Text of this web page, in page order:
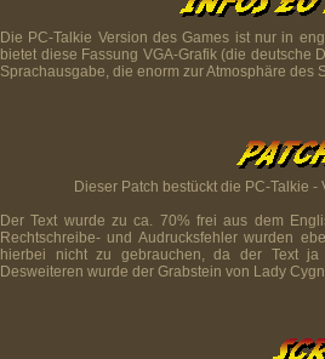
Die PC-Talkie Version des Games ist nur in
bietet diese Fassung VGA-Grafik (die deutsche
Sprachausgabe, die enorm zur Atmosphäre des
Dieser Patch bestückt die PC-Talkie
Der Text wurde zu ca. 70% frei aus dem
Rechtschreibe- und Audrucksfehler wurden
hierbei nicht zu gebrauchen, da der Text
Desweiteren wurde der Grabstein von Lady